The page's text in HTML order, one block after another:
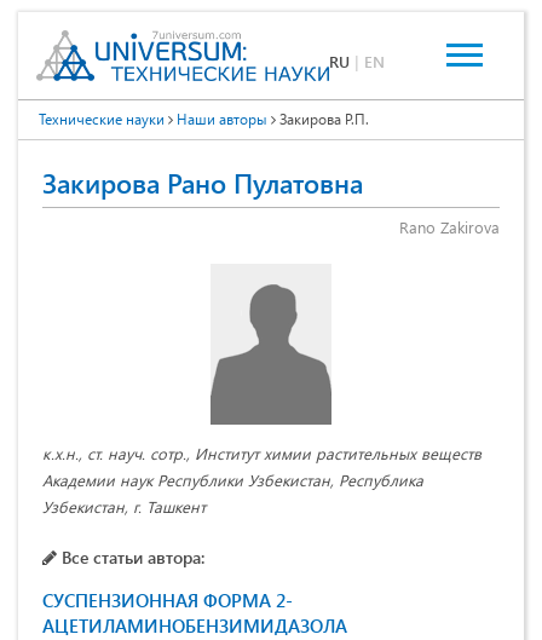
RU | EN
Технические науки Наши авторы Закирова Р.П.
Закирова Рано Пулатовна
Rano Zakirova
к.х.н., ст. науч. сотр., Институт химии растительных веществ
Академии наук Республики Узбекистан, Республика
Узбекистан, г. Ташкент
Все статьи автора:
СУСПЕНЗИОННАЯ ФОРМА 2-
АЦЕТИЛАМИНОБЕНЗИМИДАЗОЛА